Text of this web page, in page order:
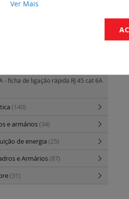
6A e 6 - produtos adicionais e
e 6 - tomadas e paineis e unidades
voz
6A e 6 - acessórios
- ficha de ligação rápida RJ 45 cat 6A
(140)
e armários(34)
de energia (25)
e Armários(87)
(31)
Ver Mais